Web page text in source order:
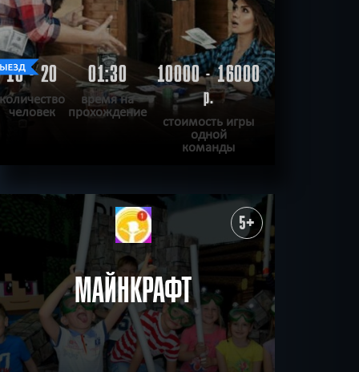
10 - 20
количество
человек
01:30
время на
прохождение
10000 - 16000
р.
стоимость игры
одной
команды
ХОЧУ ПРОЙТИ | КВЕСТ ПРОЙДЕН 5+
МАЙНКРАФТ